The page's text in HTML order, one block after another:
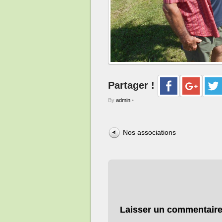
Partager !
By admin •
Nos associations
Laisser un commentaire